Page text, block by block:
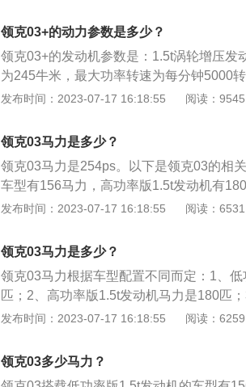
面的附着力，从而提高车轮的抓地力。随
舒适性也可能得到改善。
维修机构刷第一阶程序，因为刷ECU本身
可能会引起车辆的其他问题。
领克03+的动力参数是多少？
领克03+的发动机参数是：1.5t涡轮增压发
为245牛米，最大功率转速为每分钟5000
使用了铝合金缸盖缸体，匹配的是6挡手动
轮发动机。发动机的保养方法：定期清理
系统中的流动，降低散热作用，导致发动
换机油及滤芯，任何质量等级的润滑油在
障的发生，要结合使用条件定期换油。
发布时间：2023-07-17 16:18:55 阅读：9545
领克03马力是多少？
领克03马力是254ps。以下是领克03的相
车型有156马力，高功率版1.5t发动机有
克03高功率版使用1.5升涡轮增压发动机，
用铝合金缸盖缸体，采用7速双离合变速箱
最大扭矩，最大功率转速为4700转每分钟
钟，搭载缸内直喷技术，使用铝合金缸盖
发布时间：2023-07-17 16:18:55 阅读：6531
领克03马力是多少？
领克03马力根据车型配置不同而定：1、
匹；2、高功率版1.5t发动机马力是180匹
工程技术上常用的一种计量功率的单位。
mm，整备质量是1395kg。2021款领克3
速是每分钟5000rpm。
发布时间：2023-07-17 16:18:55 阅读：6259
领克03多少马力？